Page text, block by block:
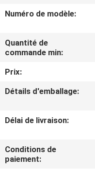
VISITE
D'USINE
DE
QUALITÉ
CONTACTEZ-
NOUS
Numéro de modèle:
Quantité de
commande min:
Prix:
Détails d'emballage:
Délai de livraison:
Conditions de
paiement: